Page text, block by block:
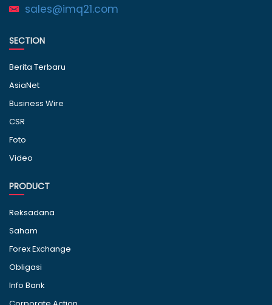
sales@imq21.com
SECTION
Berita Terbaru
AsiaNet
Business Wire
CSR
Foto
Video
PRODUCT
Reksadana
Saham
Forex Exchange
Obligasi
Info Bank